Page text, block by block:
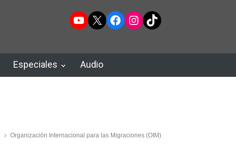
YouTube
X Facebook
Instagram
TikTok
Especiales Audio
Organización Internacional para las Migraciones (OIM)